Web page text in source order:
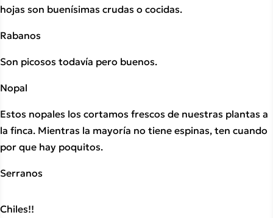
hojas son buenísimas crudas o cocidas.
Rabanos
Son picosos todavía pero buenos.
Nopal
Estos nopales los cortamos frescos de nuestras plantas a
la finca. Mientras la mayoría no tiene espinas, ten cuando
por que hay poquitos.
Serranos
Chiles!!